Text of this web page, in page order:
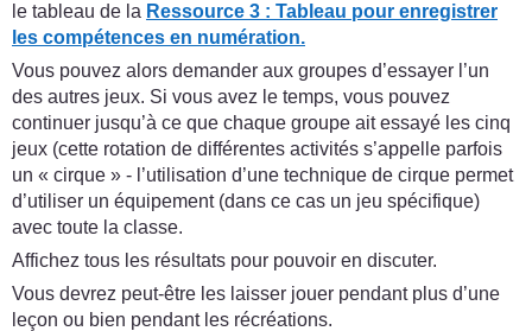
le tableau de la Ressource 3 : Tableau pour enregistrer
les compétences en numération.
Vous pouvez alors demander aux groupes d’essayer l’un
des autres jeux. Si vous avez le temps, vous pouvez
continuer jusqu’à ce que chaque groupe ait essayé les cinq
jeux (cette rotation de différentes activités s’appelle parfois
un « cirque » - l’utilisation d’une technique de cirque permet
d’utiliser un équipement (dans ce cas un jeu spécifique)
avec toute la classe.
Affichez tous les résultats pour pouvoir en discuter.
Vous devrez peut-être les laisser jouer pendant plus d’une
leçon ou bien pendant les récréations.